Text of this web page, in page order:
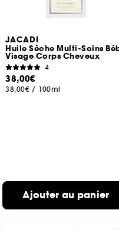
JACADI
Huile Sèche Multi-Soins
Visage Corps Cheveux
4
38,00€
38,00€ / 100ml
Ajouter au panier